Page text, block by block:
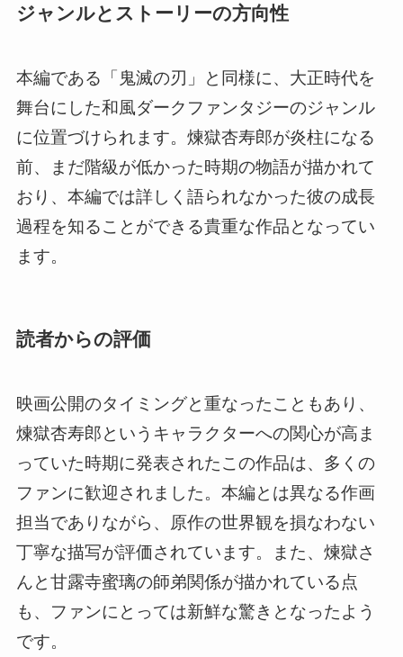
ジャンルとストーリーの方向性
本編である「鬼滅の刃」と同様に、大正時代を
舞台にした和風ダークファンタジーのジャンル
に位置づけられます。煉獄杏寿郎が炎柱になる
前、まだ階級が低かった時期の物語が描かれて
おり、本編では詳しく語られなかった彼の成長
過程を知ることができる貴重な作品となってい
ます。
読者からの評価
映画公開のタイミングと重なったこともあり、
煉獄杏寿郎というキャラクターへの関心が高ま
っていた時期に発表されたこの作品は、多くの
ファンに歓迎されました。本編とは異なる作画
担当でありながら、原作の世界観を損なわない
丁寧な描写が評価されています。また、煉獄さ
んと甘露寺蜜璃の師弟関係が描かれている点
も、ファンにとっては新鮮な驚きとなったよう
です。